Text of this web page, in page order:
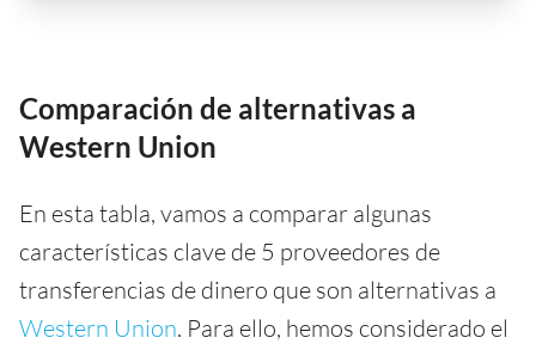
Comparación de alternativas a
Western Union
En esta tabla, vamos a comparar algunas
características clave de 5 proveedores de
transferencias de dinero que son alternativas a
Western Union. Para ello, hemos considerado el